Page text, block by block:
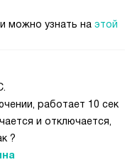
можно узнать на этой
работает 10 сек
и отключается,
?